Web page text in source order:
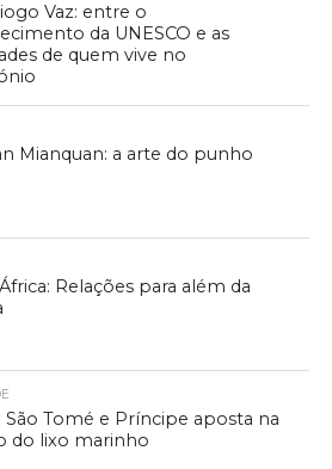
Vaz: entre o
da UNESCO e as
de quem vive no
Mianquan: a arte do punho
Relações para além da
São Tomé e Príncipe aposta na
do lixo marinho